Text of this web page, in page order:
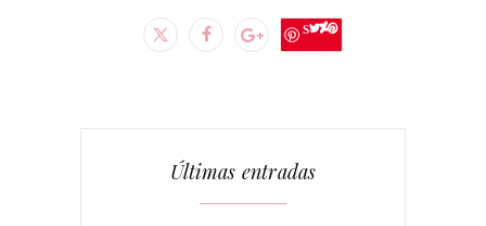
Save
Últimas entradas